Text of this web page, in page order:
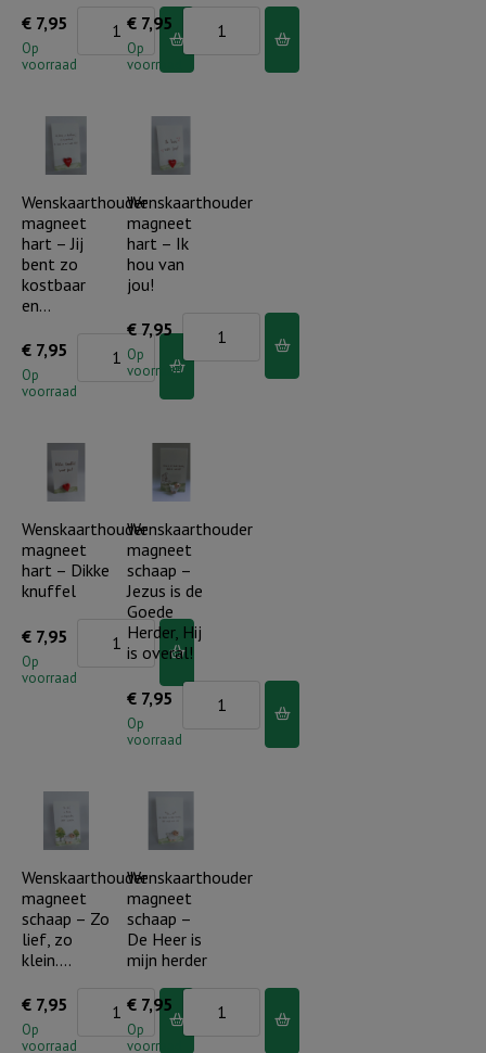
€ 7,95
Op
voorraad
Wenskaarthouder
magneet
is
de
goede
Herder
aantal
€ 7,95
Op
voorraad
Wenskaarthouder
magneet
hart
bent
prachting..
aantal
Wenskaarthouder
magneet
hart – Jij
bent zo
kostbaar
en…
€ 7,95
Op
voorraad
Wenskaarthouder
magneet
bent
zo
kostbaar
en...
Wenskaarthouder
magneet
hart – Ik
hou van
jou!
€ 7,95
Op
voorraad
Wenskaarthouder
magneet
Ik
van
jou!
aantal
Wenskaarthouder
magneet
hart – Dikke
knuffel
€ 7,95
Op
voorraad
Wenskaarthouder
magneet
Wenskaarthouder
magneet
schaap –
Jezus is de
Goede
Herder, Hij
is overal!
€ 7,95
Op
voorraad
Wenskaarthouder
is
de
Goede
Herder,
Hij
is
overal!
aantal
Wenskaarthouder
magneet
schaap – Zo
lief, zo
klein….
€ 7,95
Op
voorraad
Wenskaarthouder
magneet
Wenskaarthouder
magneet
schaap –
De Heer is
mijn herder
€ 7,95
Op
voorraad
magneet